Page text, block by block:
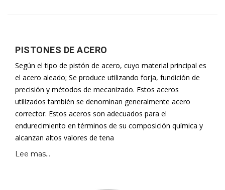
PISTONES DE ACERO
Según el tipo de pistón de acero, cuyo material principal es
el acero aleado; Se produce utilizando forja, fundición de
precisión y métodos de mecanizado. Estos aceros
utilizados también se denominan generalmente acero
corrector. Estos aceros son adecuados para el
endurecimiento en términos de su composición química y
alcanzan altos valores de tena
Lee mas...